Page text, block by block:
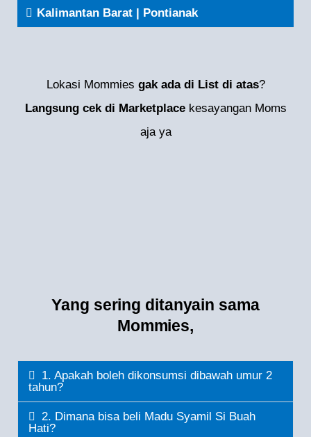
Kalimantan Barat | Pontianak
Lokasi Mommies gak ada di List di atas?
Langsung cek di Marketplacekesayangan Moms
aja ya
Yang sering ditanyain sama
Mommies,
1. Apakah boleh dikonsumsi dibawah umur 2
tahun?
2. Dimana bisa beli Madu Syamil Si Buah
Hati?